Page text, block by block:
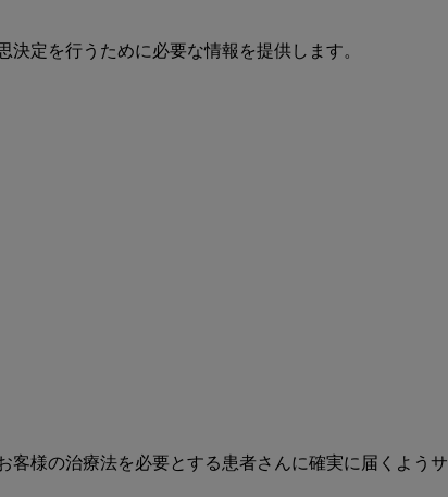
定を行うために必要な情報を提供します。
様の治療法を必要とする患者さんに確実に届くようサ